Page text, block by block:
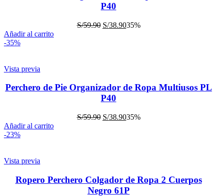
P40
S/59.90 S/38.9035%
Añadir al carrito
-35%
Vista previa
Perchero de Pie Organizador de Ropa Multiusos PL
P40
S/59.90 S/38.9035%
Añadir al carrito
-23%
Vista previa
Ropero Perchero Colgador de Ropa 2 Cuerpos
Negro 61P